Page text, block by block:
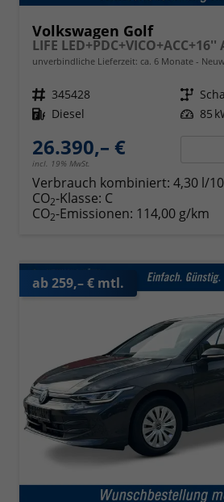
Volkswagen Golf
LIFE LED+PDC+VICO+ACC+16''
unverbindliche Lieferzeit: ca. 6 Monate
Fahrzeugnr. 345428 Getriebe
Kraftstoff Diesel Leistung 85
26.390,– €
incl. 19% MwSt.
Verbrauch kombiniert: 4,30 l/
CO2-Klasse: C
CO2-Emissionen: 114,00 g/km
ab 259,– € mtl.